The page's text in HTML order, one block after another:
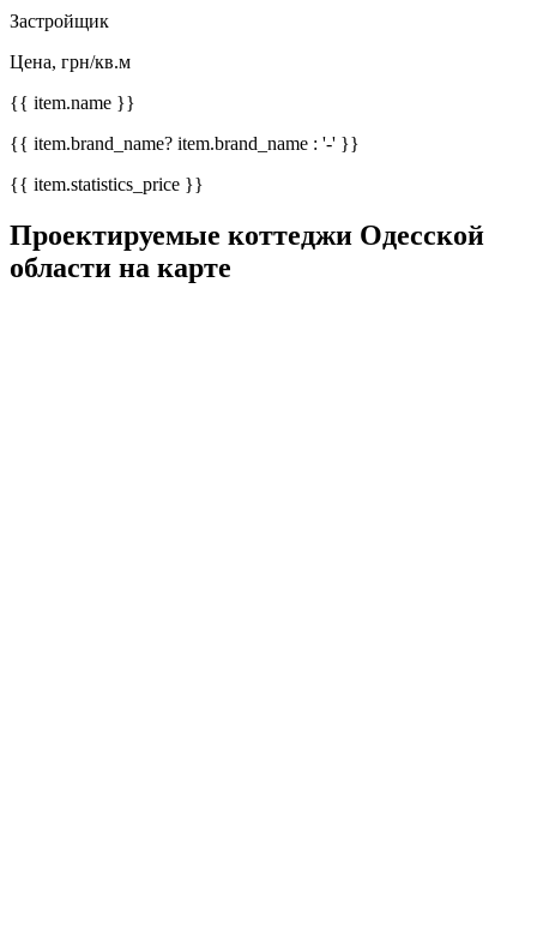
Застройщик
Цена, грн/кв.м
{{ item.name }}
{{ item.brand_name? item.brand_name : '-' }}
{{ item.statistics_price }}
Проектируемые коттеджи Одесской
области на карте